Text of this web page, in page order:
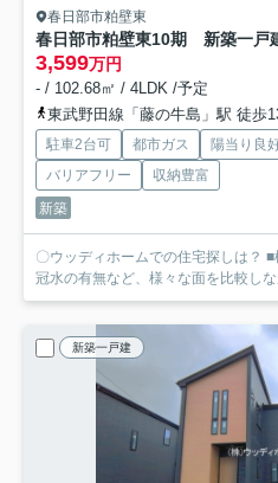
春日部市粕壁東
春日部市粕壁東10期 新築一
3,599万円
- / 102.68㎡ / 4LDK /予定
東武野田線「藤の牛島」駅 徒歩
駐車2台可 都市ガス 陽当り良
バリアフリー
収納豊富
新築
〇ウッディホームでの住宅探しは？ ■構造の耐震性や地盤の良し悪し、
冠水の有無など、様々な面を比較し
新築一戸建